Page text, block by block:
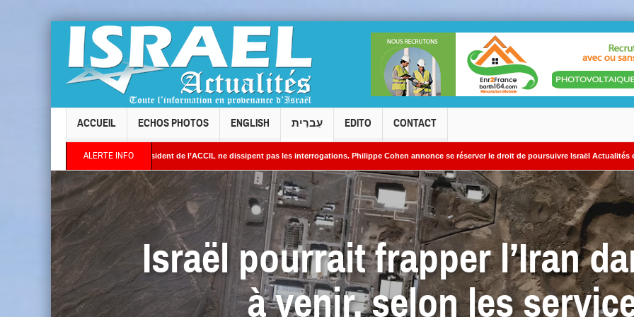
ACCUEIL ECHOS PHOTOS ENGLISH עִברִית EDITO CONTACT
ALERTE INFO
du président de l’ACCIL ne dissipent pas les interrogations. Philippe Cohen annonce se réserver le droit de poursuivre Israël Actualités en diffamation.
satellites révèlent une activité jugée « inquiétante » sur des sites nucléaires iraniens
Israël pourrait frapper l’Iran
à venir, selon les